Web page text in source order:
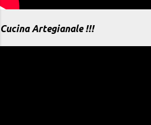
Cucina Artegianale !!!